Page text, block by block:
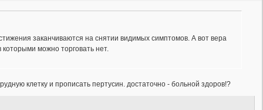
заканчиваются на снятии видимых симптомов. А вот вера
можно торговать нет.
клетку и прописать пертусин. достаточно - больной здоров!?